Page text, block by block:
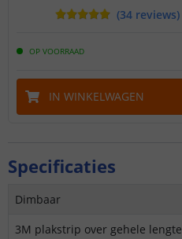
(34 reviews)
OP VOORRAAD
IN WINKELWAGEN
Specificaties
Dimbaar
3M plakstrip over gehele lengte